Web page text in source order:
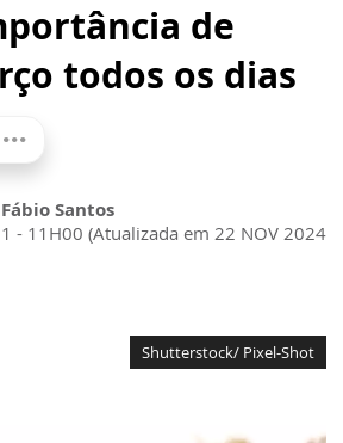
de
todos os dias
Fábio Santos
- 11H00 (Atualizada em 22 NOV 2024
Shutterstock/ Pixel-Shot